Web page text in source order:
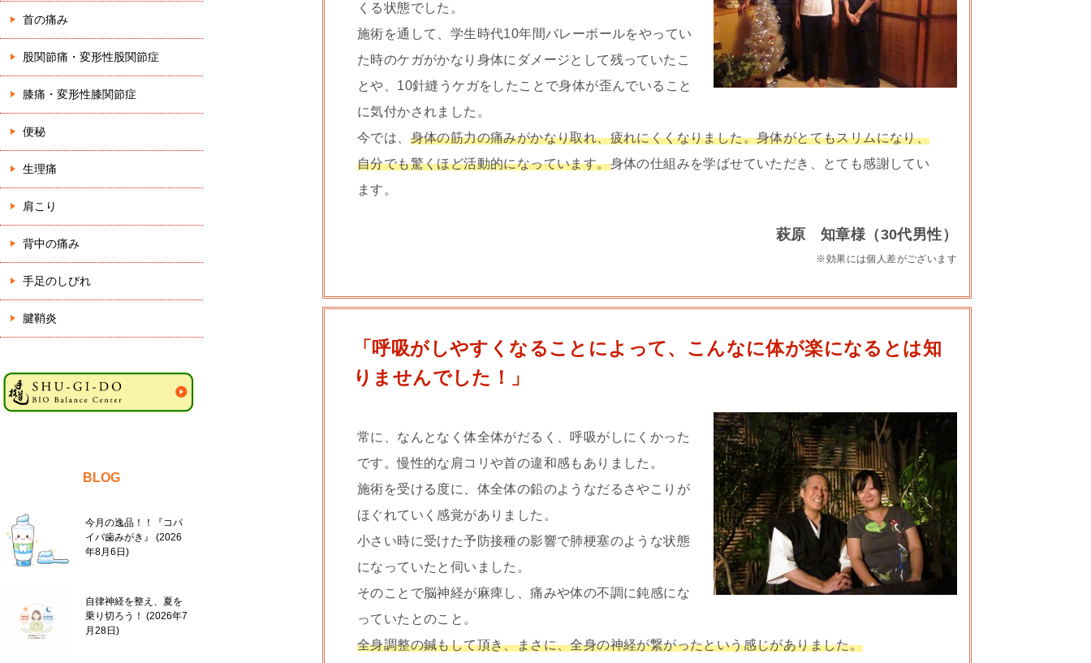
くる状態でした。
施術を通して、学生時代10年間バレーボールをやってい
た時のケガがかなり身体にダメージとして残っていたこ
とや、10針縫うケガをしたことで身体が歪んでいること
に気付かされました。
今では、 身体の筋力の痛みがかなり取れ、疲れにくくなりました。身体がとてもスリムになり、
自分でも驚くほど活動的になっています。身体の仕組みを学ばせていただき、とても感謝してい
ます。
萩原 知章様（30代男性）
※効果には個人差がございます
「呼吸がしやすくなることによって、こんなに体が楽になるとは知
りませんでした！」
常に、なんとなく体全体がだるく、呼吸がしにくかった
です。慢性的な肩コリや首の違和感もありました。
施術を受ける度に、体全体の鉛のようなだるさやこりが
ほぐれていく感覚がありました。
小さい時に受けた予防接種の影響で肺梗塞のような状態
になっていたと伺いました。
そのことで脳神経が麻痺し、痛みや体の不調に鈍感にな
っていたとのこと。
全身調整の鍼もして頂き、まさに、全身の神経が繋がったという感じがありました。
首の痛み
股関節痛・変形性股関節症
膝痛・変形性膝関節症
便秘
生理痛
肩こり
背中の痛み
手足のしびれ
腱鞘炎
BLOG
今月の逸品！！『コパ
イバ歯みがき』
2026
年8月6日
自律神経を整え、夏を
乗り切ろう！
2026年7
月28日